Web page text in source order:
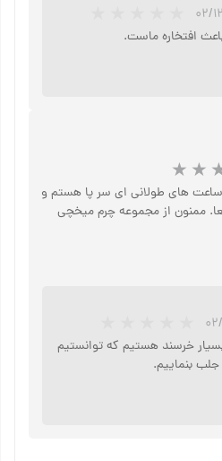
های طولانی ای سر پا هستم و
ممنون از مجموعه چرم میخچی
۱۱
خرسند هستیم که توانستیم
بنماییم.
۰۲
افتخاره ماست.